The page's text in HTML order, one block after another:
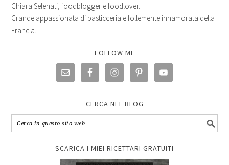
Chiara Selenati, foodblogger e foodlover.
Grande appassionata di pasticceria e follemente innamorata della
Francia.
FOLLOW ME
CERCA NEL BLOG
SCARICA I MIEI RICETTARI GRATUITI